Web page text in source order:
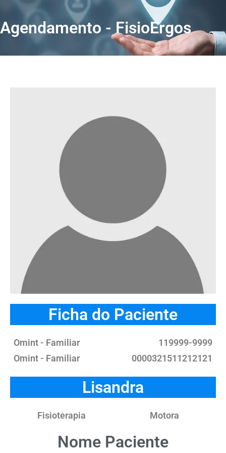
Agendamento - FisioErgos
Ficha do Paciente
Omint - Familiar
119999-9999
Omint - Familiar
0000321511212121
Lisandra
Fisioterapia Motora
Nome Paciente